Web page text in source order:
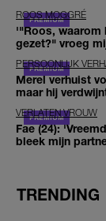
ROOS MOGGRÉ
'"Roos, waarom
gezet?" vroeg
PERSOONLIJK
Merel verhuist
maar hij
VERLATEN VROUW
Fae (24):
bleek mijn
TRENDING